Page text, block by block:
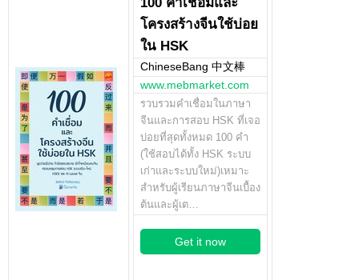
โครงสร้างจีนใช้บ่อย
ใน HSK
ChineseBang 中文棒
www.mebmarket.com
รวบรวมคำเชื่อมในภาษา
จีนและการสอบ HSK ที่เจอ
บ่อยที่สุดทั้งหมด 100 คำ
(ใช้สอบได้ทั้ง HSK ระบบ
เก่าและระบบใหม่)เหมาะ
สำหรับผู้เรียนภาษาจีนเบื้อง
ต้นและผู้เต…
Get it now